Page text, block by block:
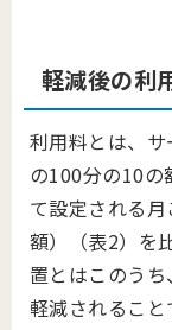
軽減後の利
利用料とは、サ
の100分の10の
て設定される
額）（表2）を
置とはこのう
軽減されること